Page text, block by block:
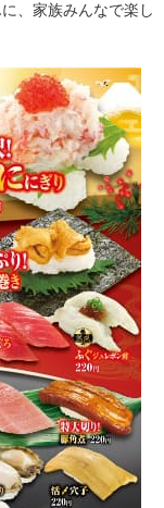
、家族みんなで楽し